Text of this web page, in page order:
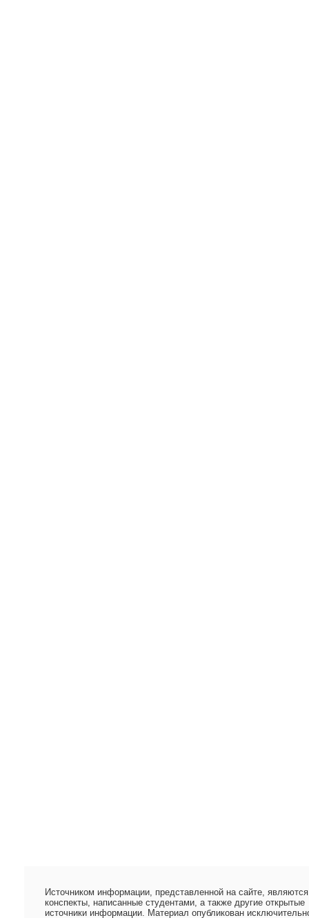
Источником информации, представленной на сайте, являются
конспекты, написанные студентами, а также другие открытые
источники информации. Материал опубликован